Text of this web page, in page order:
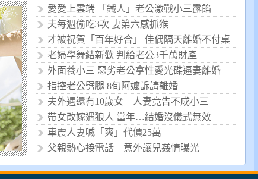
愛愛上雲端 「鐵人」老公激戰小三露餡
夫每週偷吃3次 妻第六感抓猴
才被祝賀「百年好合」 佳偶隔天離婚不付桌
錢
老婦學舞結新歡 判給老公3千萬財產
外面養小三 惡劣老公拿性愛光碟逼妻離婚
指控老公劈腿 8旬阿嬤訴請離婚
夫外遇還有10歲女 人妻竟告不成小三
帶女改嫁遇狼人 當年…結婚沒儀式無效
車震人妻喊「爽」代價25萬
父親熱心接電話 意外讓兒姦情曝光